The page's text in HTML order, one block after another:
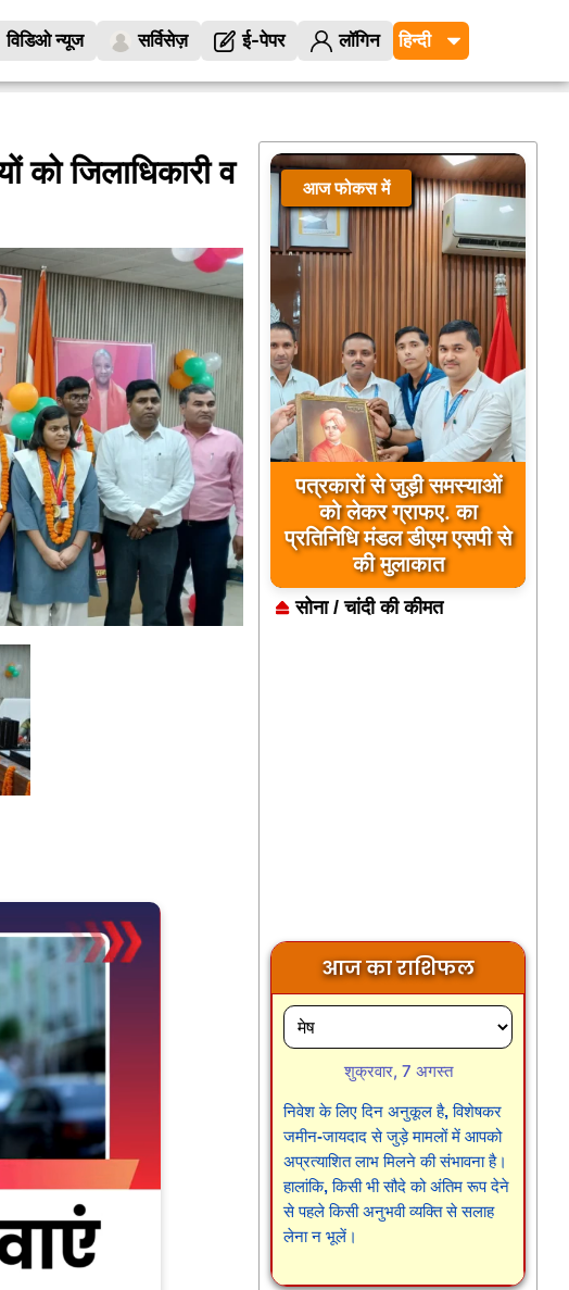
विडिओ न्यूज सर्विसेज़ ई-पेपर लॉगिन
को जिलाधिकारी व
आज फोकस में
जिला कारागार में दो पावरलूम
सेट का उद्घाटन, बंदियों को
मिलेगा रोजगार का अवसर
सोना / चांदी की कीमत
आज का राशिफल
शुक्रवार, 7 अगस्त
निवेश के लिए दिन अनुकूल है, विशेषकर
जमीन-जायदाद से जुड़े मामलों में आपको
अप्रत्याशित लाभ मिलने की संभावना है।
हालांकि, किसी भी सौदे को अंतिम रूप देने
से पहले किसी अनुभवी व्यक्ति से सलाह
लेना न भूलें।